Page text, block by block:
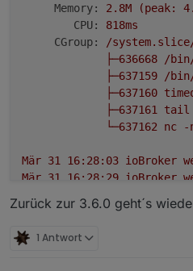
Memory:
2. 8M (peak: 4.
CPU:
818ms
CGroup:
/
├─636668
/
├─637159
/
├─637160
├─637161
tail
└─637162
nc -
Mär 31 16:28:03 ioBroker
Mär 31 16:28:29 ioBroker
Mär 31 16 :28:29 ioBroker
Mär
Mär
31 16:28:29
Zurück zur 3.6.0 geht´s
1 Antwort